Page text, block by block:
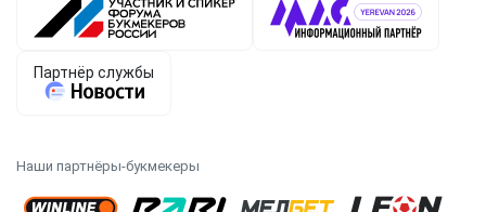
Наши партнёры-букмекеры